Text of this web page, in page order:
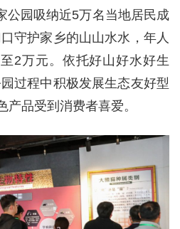
公园吸纳近5万名当地居民成
守护家乡的山山水水，年人
2万元。依托好山好水好生
过程中积极发展生态友好型
产品受到消费者喜爱。